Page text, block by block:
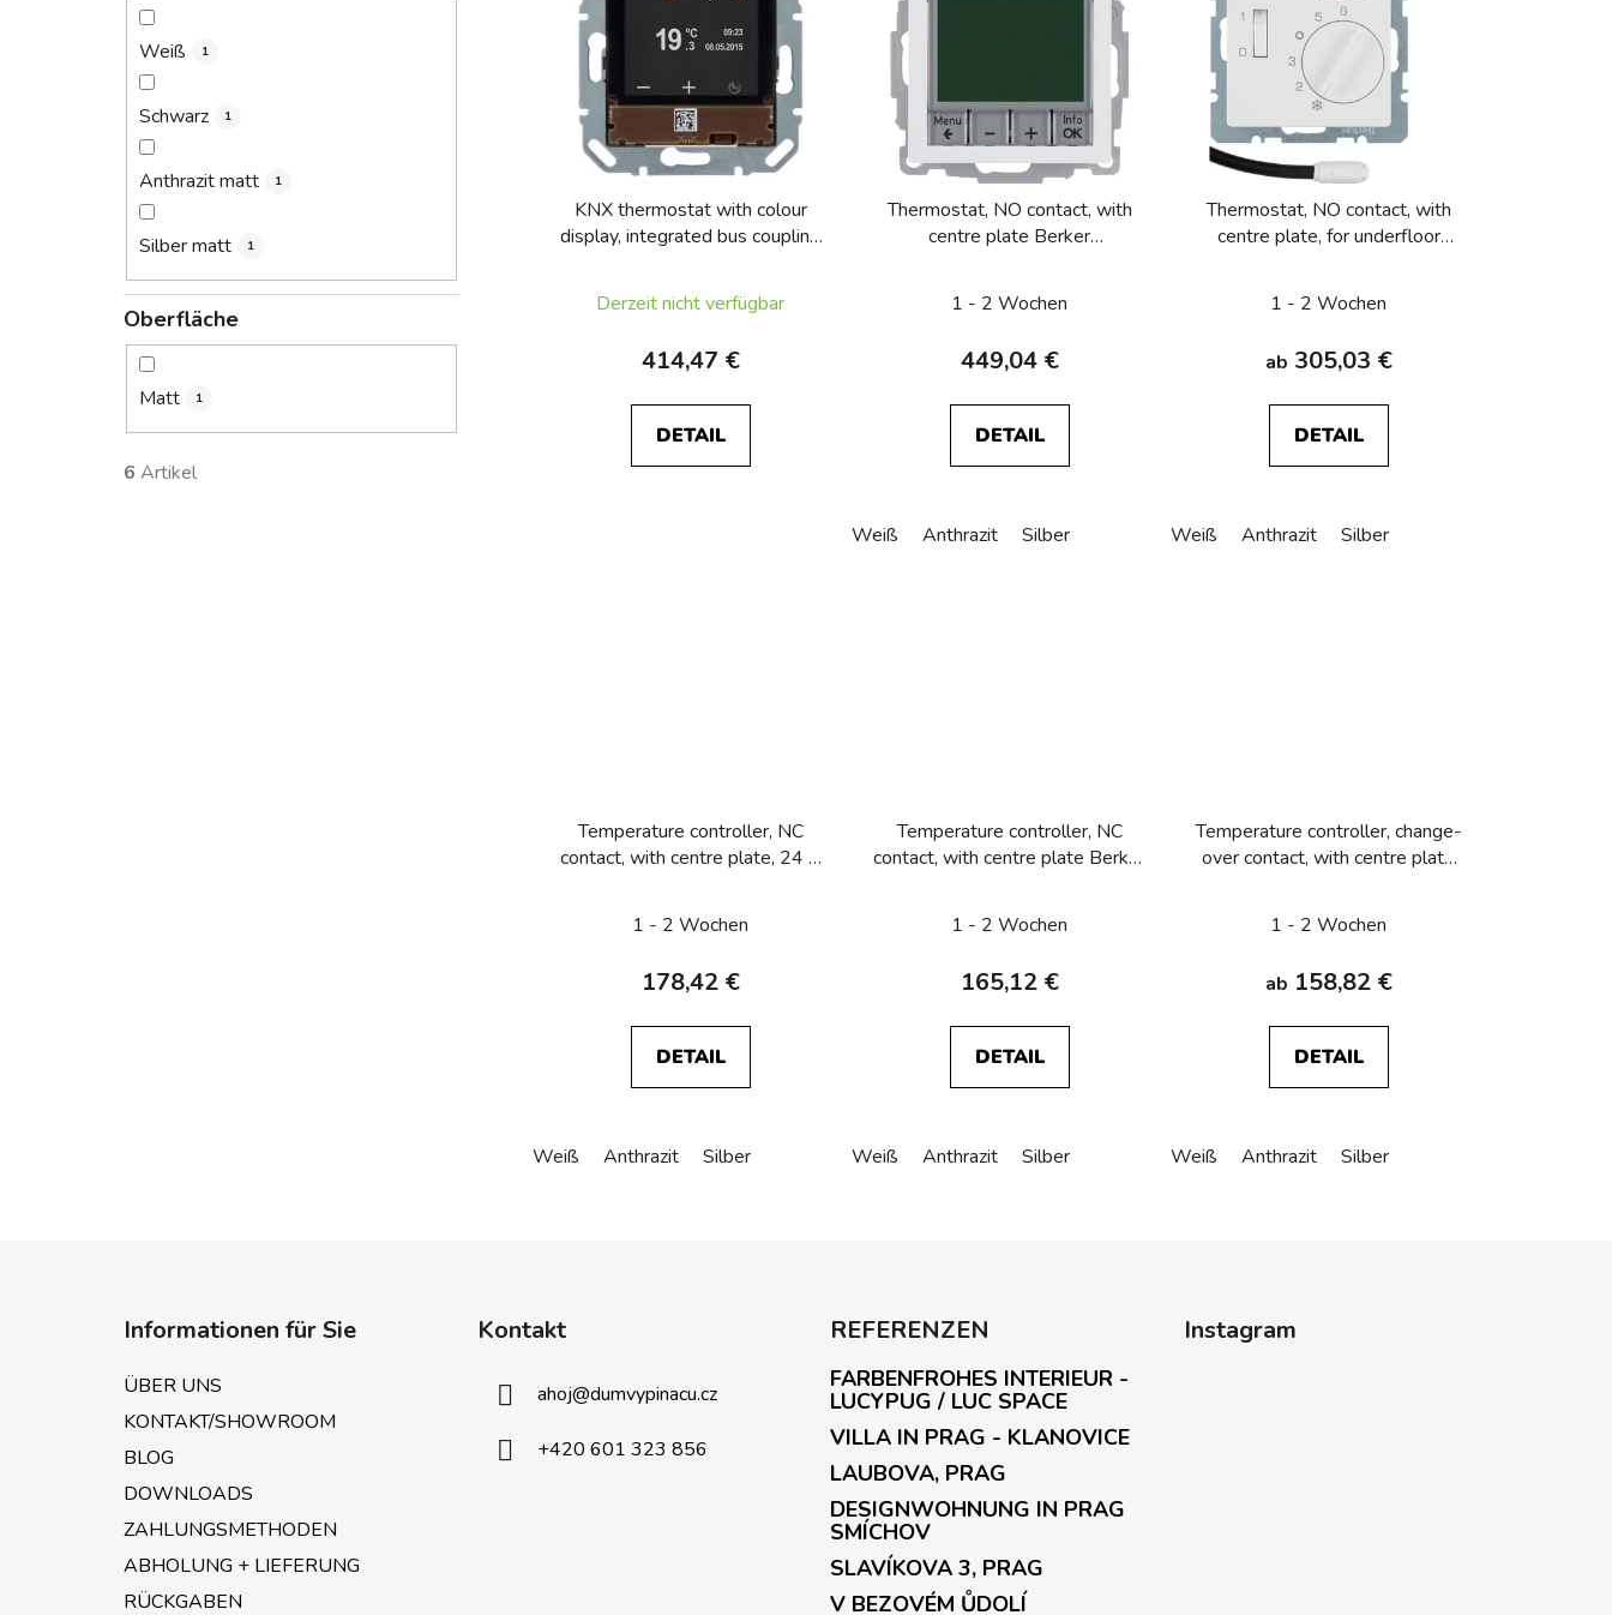
Weiß 1
Schwarz 1
Anthrazit matt 1
Silber matt 1
Oberfläche
Matt 1
6 Artikel
KNX thermostat with colour
display, integrated bus coupling
Derzeit nicht verfügbar
414,47 €
DETAIL
Thermostat, NO contact, with
centre plate Berker
1 - 2 Wochen
449,04 €
DETAIL
Weiß Anthrazit Silber
Thermostat, NO contact, with
centre plate, for underfloor
1 - 2 Wochen
ab 305,03 €
DETAIL
Weiß Anthrazit Silber
Temperature controller, NC
contact, with centre plate, 24 V
1 - 2 Wochen
178,42 €
DETAIL
Weiß Anthrazit Silber
Temperature controller, NC
contact, with centre plate Berker
1 - 2 Wochen
165,12 €
DETAIL
Weiß Anthrazit Silber
Temperature controller, change-
over contact, with centre plate
1 - 2 Wochen
ab 158,82 €
DETAIL
Weiß Anthrazit Silber
e
l
e
m
n
e
d
e
Informationen für Sie
ÜBER UNS
KONTAKT/SHOWROOM
BLOG
DOWNLOADS
ZAHLUNGSMETHODEN
ABHOLUNG + LIEFERUNG
RÜCKGABEN
Kontakt
ahoj@dumvypinacu.cz
+420 601 323 856
REFERENZEN
FARBENFROHES INTERIEUR -
LUCYPUG / LUC SPACE
VILLA IN PRAG - KLANOVICE
LAUBOVA, PRAG
DESIGNWOHNUNG IN PRAG
SMÍCHOV
SLAVÍKOVA 3, PRAG
V BEZOVÉM ŮDOLÍ
Instagram